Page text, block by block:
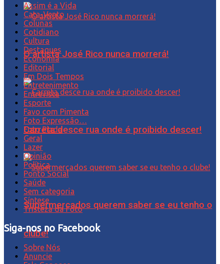
O artista José Rico nunca morrerá!
Carreta desce rua onde é proibido descer!
Supermercados querem saber se eu tenho o
clube!
Assim é a Vida
Cata-Vento
Colunas
Cotidiano
Cultura
Destaques
Economia
Editorial
Em Dois Tempos
Entretenimento
Entrevista
Esporte
Favo com Pimenta
Foto Expressão…
Foto Piada
Geral
Lazer
Opinião
Política
Ponto Social
Saúde
Sem categoria
Síntese
Tristeza da Foto
Siga-nos no Facebook
Sobre Nós
Anuncie